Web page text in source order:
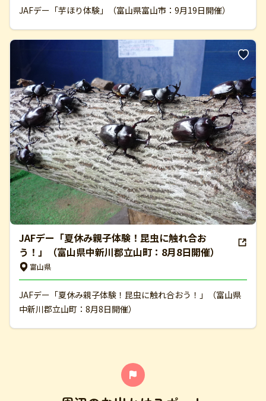
JAFデー「芋ほり体験」（富山県富山市：9月19日開催）
JAFデー「夏休み親子体験！昆虫に触れ合お
う！」（富山県中新川郡立山町：8月8日開催）
富山県
JAFデー「夏休み親子体験！昆虫に触れ合おう！」（富山県
中新川郡立山町：8月8日開催）